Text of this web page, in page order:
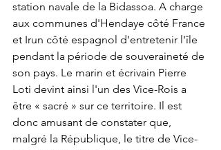
station navale de la Bidassoa. A charge
aux communes d'Hendaye côté France
et Irun côté espagnol d'entretenir l'île
pendant la période de souveraineté de
son pays. Le marin et écrivain Pierre
Loti devint ainsi l'un des Vice-Rois a
être « sacré » sur ce territoire. Il est
donc amusant de constater que,
malgré la République, le titre de Vice-